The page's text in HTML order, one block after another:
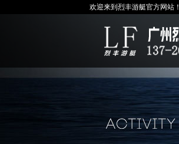
欢迎来到烈丰游艇官方网站！